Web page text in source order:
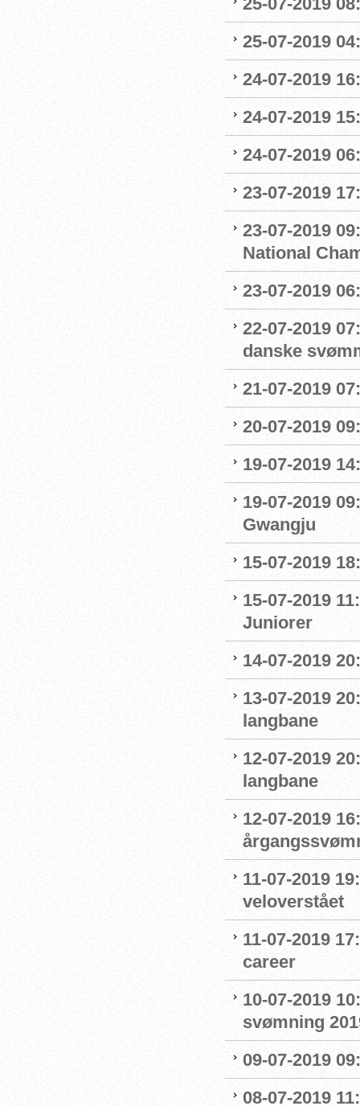
25-07-2019
24-07-2019
24-07-2019
24-07-2019
23-07-2019
23-07-2019
National
23-07-2019
22-07-2019
danske
21-07-2019
20-07-2019
19-07-2019
19-07-2019
Gwangju
15-07-2019
15-07-2019
Juniorer
14-07-2019
13-07-2019
langbane
12-07-2019
langbane
12-07-2019
11-07-2019
veloverstået
11-07-2019
career
10-07-2019
svømning
09-07-2019
08-07-2019